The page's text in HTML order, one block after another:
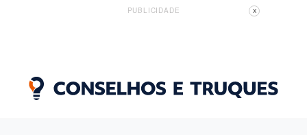
PUBLICIDADE X